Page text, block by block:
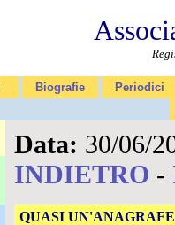
Biografie Periodici
Data: 30/06/
INDIETRO -
QUASI UN'ANAGRAFE